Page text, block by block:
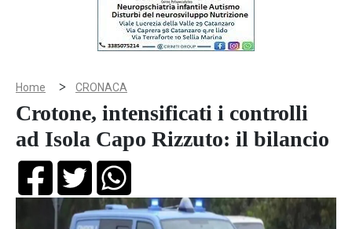
Home > CRONACA
Crotone, intensificati i controlli
ad Isola Capo Rizzuto: il bilancio